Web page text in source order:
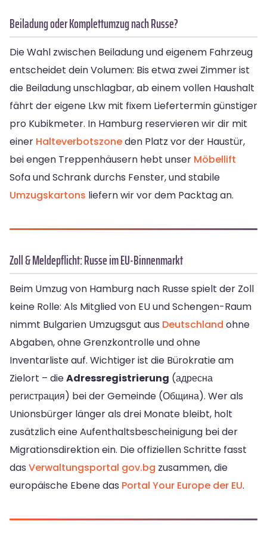
Beiladung oder Komplettumzug nach Russe?
Die Wahl zwischen Beiladung und eigenem Fahrzeug
entscheidet dein Volumen: Bis etwa zwei Zimmer ist
die Beiladung unschlagbar, ab einem vollen Haushalt
fährt der eigene Lkw mit fixem Liefertermin günstiger
pro Kubikmeter. In Hamburg reservieren wir dir mit
einer Halteverbotszoneden Platz vor der Haustür,
bei engen Treppenhäusern hebt unser Möbellift
Sofa und Schrank durchs Fenster, und stabile
Umzugskartons liefern wir vor dem Packtag an.
Zoll & Meldepflicht: Russe im EU-Binnenmarkt
Beim Umzug von Hamburg nach Russe spielt der Zoll
keine Rolle: Als Mitglied von EU und Schengen-Raum
nimmt Bulgarien Umzugsgut aus Deutschland ohne
Abgaben, ohne Grenzkontrolle und ohne
Inventarliste auf. Wichtiger ist die Bürokratie am
Zielort – dieAdressregistrierung (адресна
регистрация) bei der Gemeinde (Община). Wer als
Unionsbürger länger als drei Monate bleibt, holt
zusätzlich eine Aufenthaltsbescheinigung bei der
Migrationsdirektion ein. Die offiziellen Schritte fasst
das Verwaltungsportal gov.bg zusammen, die
europäische Ebene das Portal Your Europe der EU.